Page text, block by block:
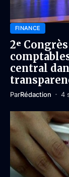
FINANCE
2ᵉ
central
ParRédaction 4